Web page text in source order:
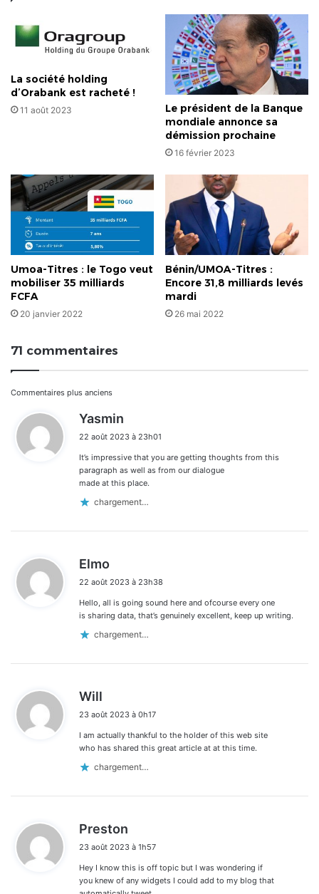
Congo
vendu
grand
avec
les
outils
de
l’ancien
propriétaire!
La société holding
d’Orabank est racheté !
11 août 2023
Le président de la Banque
mondiale annonce sa
démission prochaine
16 février 2023
Umoa-Titres : le Togo veut
mobiliser 35 milliards
FCFA
20 janvier 2022
Bénin/UMOA-Titres :
Encore 31,8 milliards levés
mardi
26 mai 2022
71 commentaires
Navigation
dans
les
commentaires
Commentaires plus anciens
Yasmin
t
:
22 août 2023 à 23h01
It’s impressive that you are getting thoughts from this
paragraph as well as from our dialogue
made at this place.
chargement…
Elmo
t
:
22 août 2023 à 23h38
Hello, all is going sound here and ofcourse every one
is sharing data, that’s genuinely excellent, keep up writing.
chargement…
Will
t
:
23 août 2023 à 0h17
I am actually thankful to the holder of this web site
who has shared this great article at at this time.
chargement…
Preston
t
:
23 août 2023 à 1h57
Hey I know this is off topic but I was wondering if
you knew of any widgets I could add to my blog that